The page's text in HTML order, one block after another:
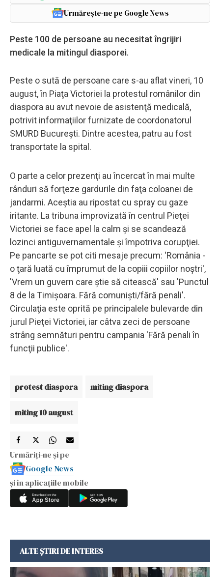
Urmărește-ne pe Google News
Peste 100 de persoane au necesitat îngrijiri
medicale la mitingul diasporei.
Peste o sută de persoane care s-au aflat vineri, 10
august, în Piaţa Victoriei la protestul românilor din
diaspora au avut nevoie de asistenţă medicală,
potrivit informaţiilor furnizate de coordonatorul
SMURD Bucureşti. Dintre acestea, patru au fost
transportate la spital.
O parte a celor prezenţi au încercat în mai multe
rânduri să forţeze gardurile din faţa coloanei de
jandarmi. Aceştia au ripostat cu spray cu gaze
iritante. La tribuna improvizată în centrul Pieţei
Victoriei se face apel la calm şi se scandează
lozinci antiguvernamentale şi împotriva corupţiei.
Pe pancarte se pot citi mesaje precum: 'România -
o ţară luată cu împrumut de la copiii copiilor noştri',
'Vrem un guvern care ştie să citească' sau 'Punctul
8 de la Timişoara. Fără comunişti/fără penali'.
Circulaţia este oprită pe principalele bulevarde din
jurul Pieţei Victoriei, iar câtva zeci de persoane
strâng semnături pentru campania 'Fără penali în
funcţii publice'.
protest diaspora miting diaspora
miting 10 august
Urmăriți-ne și pe
Google News
și în aplicațiile mobile
ALTE ȘTIRI DE INTERES